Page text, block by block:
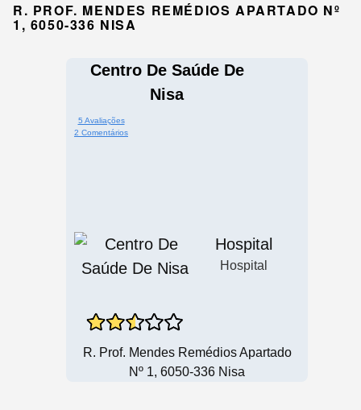
R. PROF. MENDES REMÉDIOS APARTADO Nº
1, 6050-336 NISA
Centro De Saúde De
Nisa
5 Avaliações
2 Comentários
Hospital
Hospital
R. Prof. Mendes Remédios Apartado
Nº 1, 6050-336 Nisa